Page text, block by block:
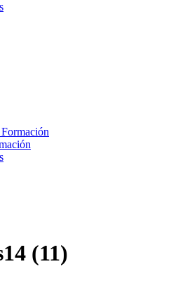
(11)